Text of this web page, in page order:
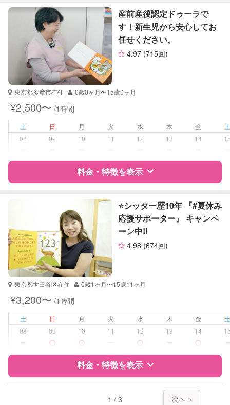
TOEIC
英検
特徴 料金 レビュー
サポートの特徴
資格
企業型割引対象(旧内閣府補助対象)
自治体届出済ベビーシッター
保育士
幼稚園教諭
受験対策 なし
国語
算数
社会
英語
産前産後認定ドゥーラで
す！新生児から安心してお
任せください。
4.97 (715回)
東京都多摩市在住 0歳0ヶ月〜15歳0ヶ月
¥2,500〜 /1時間
土 日 月 火 水 木 金
08
09 10 11 12 13 14
料金・特徴を表示
レビュー
サポートの特徴
資格
企業型割引対象(旧内閣府補助対象)
自治体届出済ベビーシッター
ドゥーラ協会認定産後ドゥーラ
受験対策
学校/塾の補習・宿題
小学生
国語
英語
数学
⭐️シッター歴10年 『#夏休み
応援サポーター』 キャンペ
ーン中‼️
4.98 (674回)
東京都世田谷区在住 0歳1ヶ月〜15歳11ヶ月
¥3,200〜 /1時間
土 日 月 火 水 木 金
08
09 10 11 12 13 14
料金・特徴を表示
1 / 3 次へ >